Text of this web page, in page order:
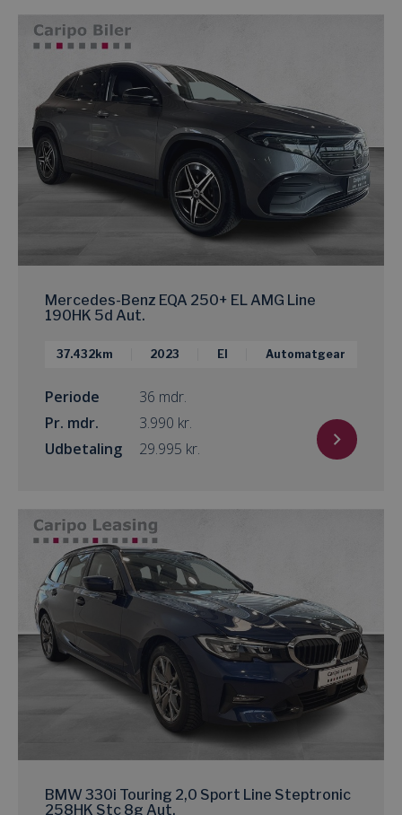
Mercedes-Benz EQA 250+ EL AMG Line
190HK 5d Aut.
37.432km 2023 El Automatgear
Periode
36 mdr.
Pr. mdr.
kr.
Udbetaling
kr.
BMW 330i Touring 2,0 Sport Line Steptronic
258HK Stc 8g Aut.